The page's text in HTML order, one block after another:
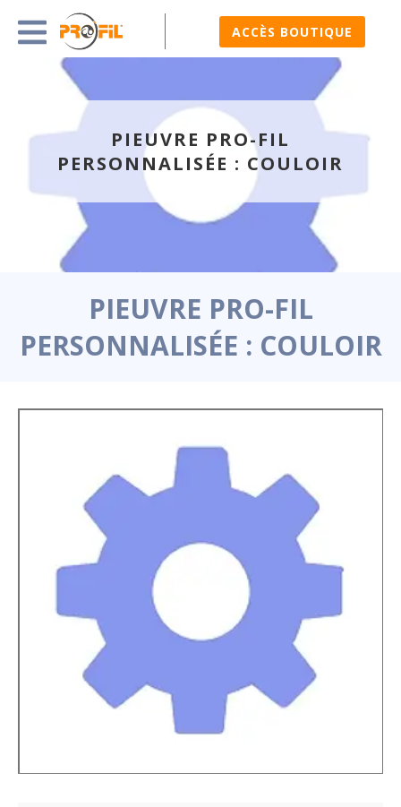
ACCÈS BOUTIQUE
PIEUVRE PRO-FIL
PERSONNALISÉE : COULOIR
PIEUVRE PRO-FIL
PERSONNALISÉE : COULOIR